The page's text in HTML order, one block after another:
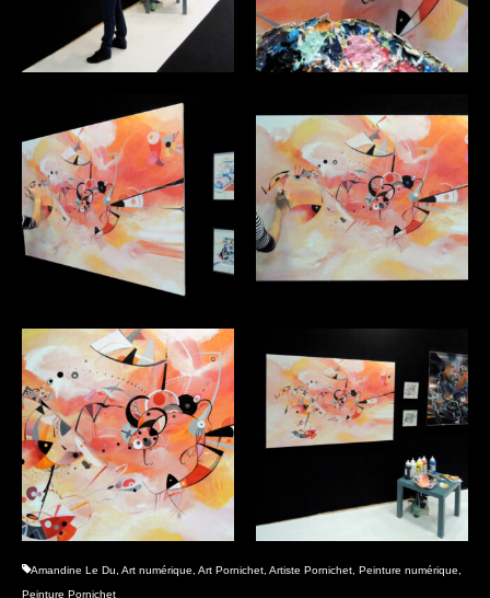
Amandine Le Du Art numérique Art Pornichet Artiste Pornichet Peinture numérique
Peinture Pornichet